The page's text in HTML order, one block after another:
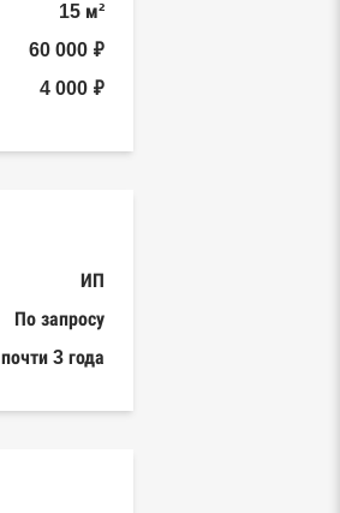
15 м²
60 000 ₽
4 000 ₽
ИП
По запросу
почти 3 года